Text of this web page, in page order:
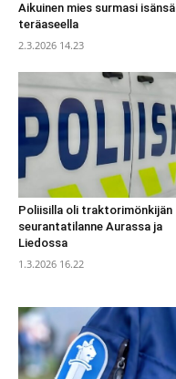
Aikuinen mies surmasi isänsä
teräaseella
2.3.2026 14.23
Poliisilla oli traktorimönkijän
seurantatilanne Aurassa ja
Liedossa
1.3.2026 16.22